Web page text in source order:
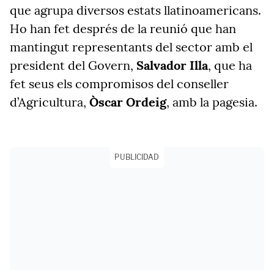
que agrupa diversos estats llatinoamericans.
Ho han fet després de la reunió que han
mantingut representants del sector amb el
president del Govern, Salvador Illa, que ha
fet seus els compromisos del conseller
d’Agricultura, Òscar Ordeig, amb la pagesia.
PUBLICIDAD